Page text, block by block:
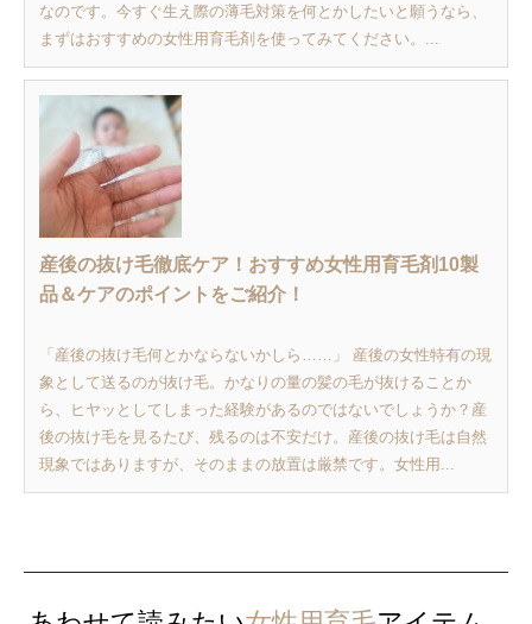
なのです。今すぐ生え際の薄毛対策を何とかしたいと願うなら、
まずはおすすめの女性用育毛剤を使ってみてください。...
産後の抜け毛徹底ケア！おすすめ女性用育毛剤10製
品＆ケアのポイントをご紹介！
「産後の抜け毛何とかならないかしら……」 産後の女性特有の現
象として送るのが抜け毛。かなりの量の髪の毛が抜けることか
ら、ヒヤッとしてしまった経験があるのではないでしょうか？産
後の抜け毛を見るたび、残るのは不安だけ。産後の抜け毛は自然
現象ではありますが、そのままの放置は厳禁です。女性用...